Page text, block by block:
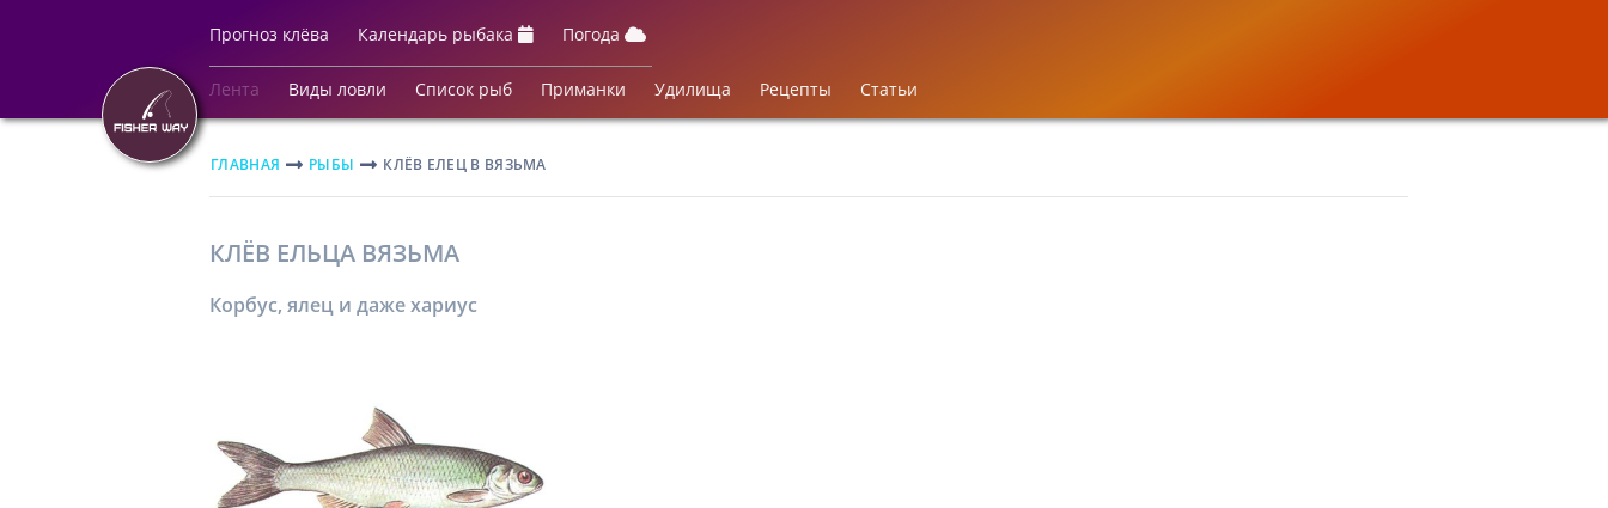
Прогноз клёва Календарь рыбака Погода
Лента Виды ловли Список рыб Приманки Удилища Рецепты Статьи
ГЛАВНАЯ РЫБЫ КЛЁВ ЕЛЕЦ В ВЯЗЬМА
КЛЁВ ЕЛЬЦА ВЯЗЬМА
Корбус, ялец и даже хариус